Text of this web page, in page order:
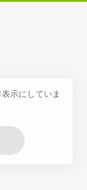
示にしていま